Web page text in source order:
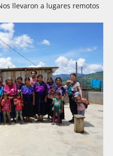
llevaron a lugares remotos